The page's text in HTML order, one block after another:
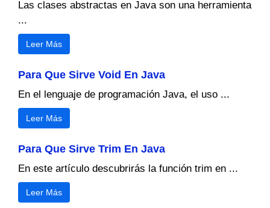
Las clases abstractas en Java son una herramienta
...
Leer Más
Para Que Sirve Void En Java
En el lenguaje de programación Java, el uso ...
Leer Más
Para Que Sirve Trim En Java
En este artículo descubrirás la función trim en ...
Leer Más